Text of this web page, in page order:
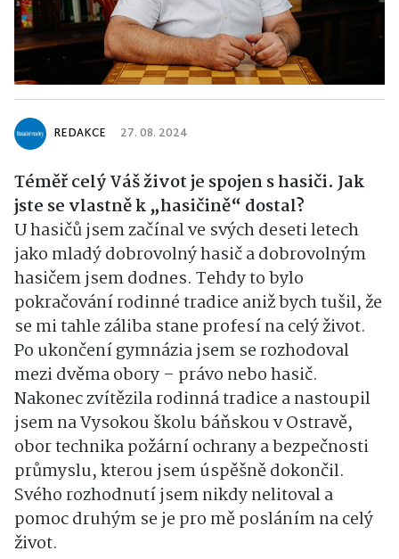
REDAKCE 27. 08. 2024
Téměř celý Váš život je spojen s hasiči. Jak
jste se vlastně k „hasičině“ dostal?
U hasičů jsem začínal ve svých deseti letech
jako mladý dobrovolný hasič a dobrovolným
hasičem jsem dodnes. Tehdy to bylo
pokračování rodinné tradice aniž bych tušil, že
se mi tahle záliba stane profesí na celý život.
Po ukončení gymnázia jsem se rozhodoval
mezi dvěma obory – právo nebo hasič.
Nakonec zvítězila rodinná tradice a nastoupil
jsem na Vysokou školu báňskou v Ostravě,
obor technika požární ochrany a bezpečnosti
průmyslu, kterou jsem úspěšně dokončil.
Svého rozhodnutí jsem nikdy nelitoval a
pomoc druhým se je pro mě posláním na celý
život.